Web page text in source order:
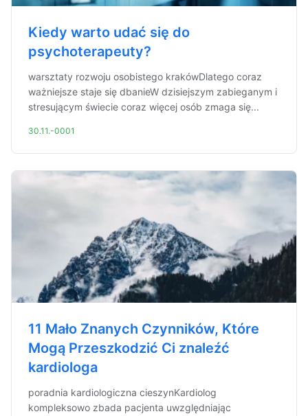
Kiedy warto udać się do
psychoterapeuty?
warsztaty rozwoju osobistego krakówDlatego coraz
ważniejsze staje się dbanieW dzisiejszym zabieganym i
stresującym świecie coraz więcej osób zmaga się...
30.11.-0001
11 Mało Znanych Czynników, Które
Mogą Przeszkodzić Ci znaleźć
kardiologa
poradnia kardiologiczna cieszynKardiolog
kompleksowo zbada pacjenta uwzględniając